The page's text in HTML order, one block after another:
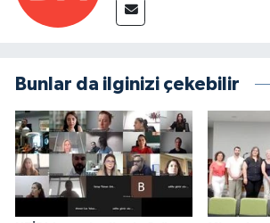
Bunlar da ilginizi çekebilir